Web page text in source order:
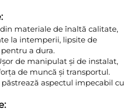
materiale de înaltă calitate,
la intemperii, lipsite de
a dura.
de manipulat și de instalat,
de muncă și transportul.
aspectul impecabil cu